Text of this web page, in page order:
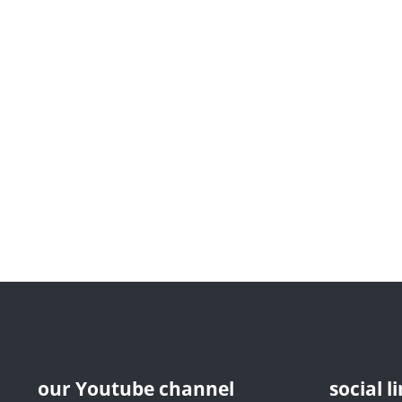
our Youtube channel social